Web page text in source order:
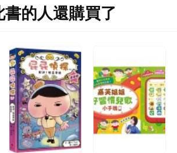
書的人還購買了